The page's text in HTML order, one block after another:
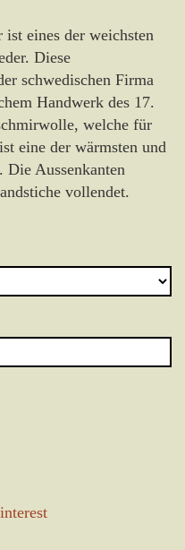
eines der weichsten
Diese
schwedischen Firma
Handwerk des 17.
welche für
eine der wärmsten und
Die Aussenkanten
vollendet.